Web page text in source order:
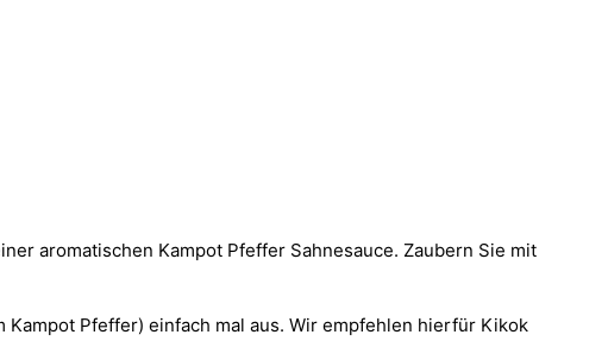
aromatischen Kampot Pfeffer Sahnesauce. Zaubern Sie mit
Pfeffer) einfach mal aus. Wir empfehlen hierfür Kikok